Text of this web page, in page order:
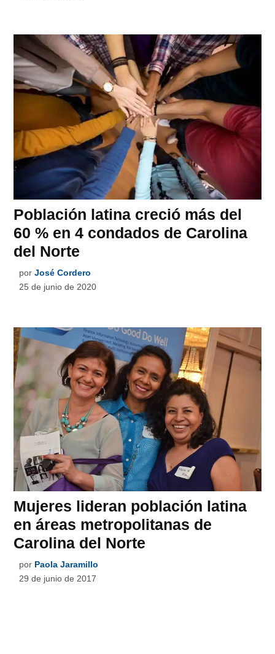
Población latina creció más del
60 % en 4 condados de Carolina
del Norte
por José Cordero
25 de junio de 2020
Mujeres lideran población latina
en áreas metropolitanas de
Carolina del Norte
por Paola Jaramillo
29 de junio de 2017